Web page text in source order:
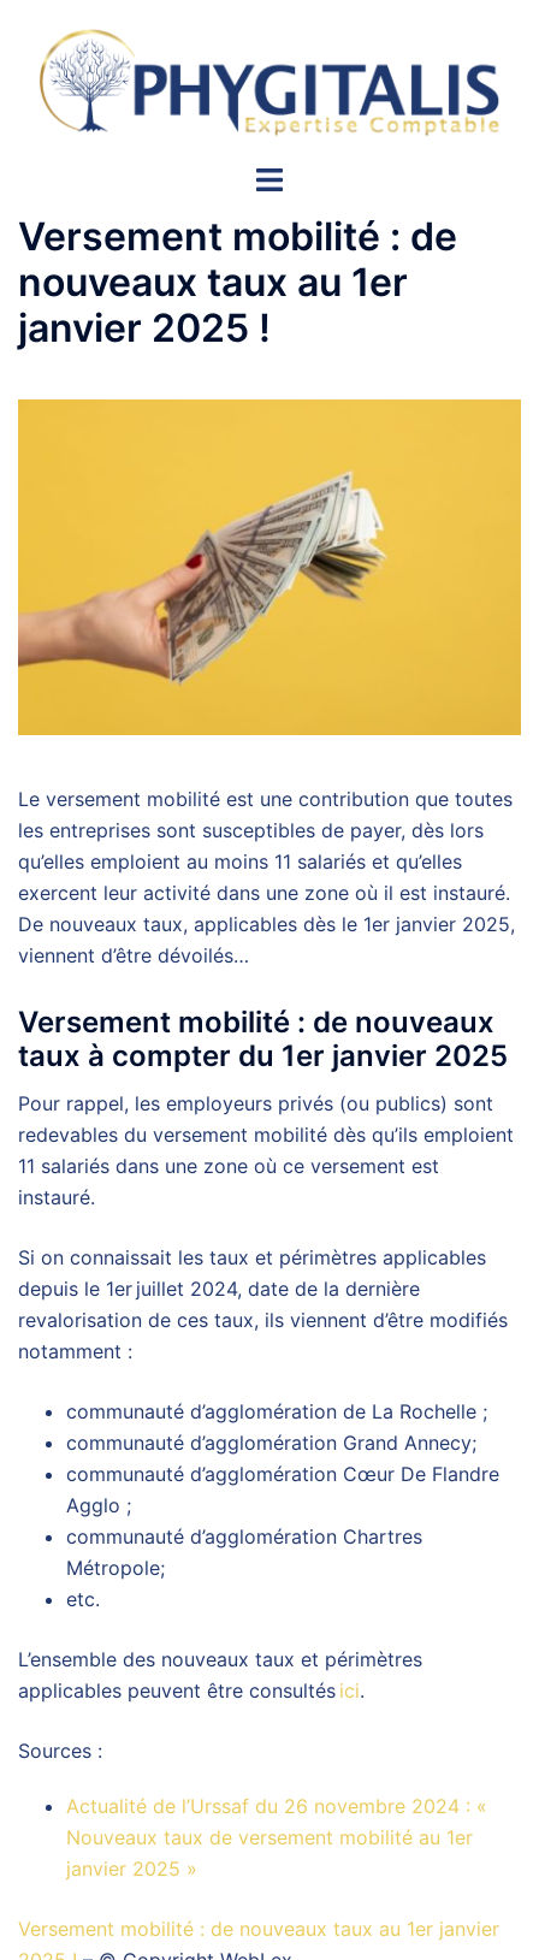
contenu
Ouvrir/fermer
menu
Versement mobilité : de
nouveaux taux au 1er
janvier 2025 !
Le versement mobilité est une contribution que toutes
les entreprises sont susceptibles de payer, dès lors
qu’elles emploient au moins 11 salariés et qu’elles
exercent leur activité dans une zone où il est instauré.
De nouveaux taux, applicables dès le 1er janvier 2025,
viennent d’être dévoilés…
Versement mobilité : de nouveaux
taux à compter du 1er janvier 2025
Pour rappel, les employeurs privés (ou publics) sont
redevables du versement mobilité dès qu’ils emploient
11 salariés dans une zone où ce versement est
instauré.
Si on connaissait les taux et périmètres applicables
depuis le 1er juillet 2024, date de la dernière
revalorisation de ces taux, ils viennent d’être modifiés
notamment :
communauté d’agglomération de La Rochelle ;
communauté d’agglomération Grand Annecy;
communauté d’agglomération Cœur De Flandre
Agglo ;
communauté d’agglomération Chartres
Métropole;
etc.
L’ensemble des nouveaux taux et périmètres
applicables peuvent être consultés ici.
Sources :
Actualité de l’Urssaf du 26 novembre 2024 : «
Nouveaux taux de versement mobilité au 1er
janvier 2025 »
Versement mobilité : de nouveaux taux au 1er janvier